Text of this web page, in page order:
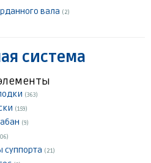
вала (2)
система
(363)
(159)
(9)
(21)